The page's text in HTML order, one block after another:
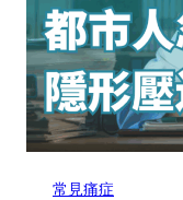
常見痛症